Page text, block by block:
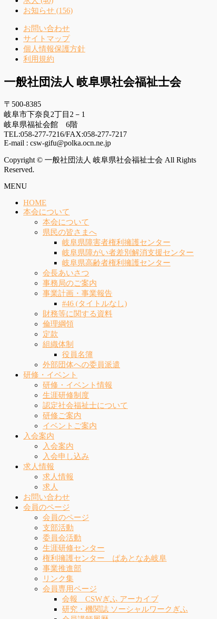
お知らせ (156)
お問い合わせ
サイトマップ
個人情報保護方針
利用規約
一般社団法人 岐阜県社会福祉士会
〒500-8385
岐阜市下奈良2丁目2－1
岐阜県福祉会館 6階
TEL:058-277-7216/FAX:058-277-7217
E-mail : csw-gifu@polka.ocn.ne.jp
Copyright © 一般社団法人 岐阜県社会福祉士会 All Rights
Reserved.
MENU
HOME
本会について
本会について
県民の皆さまへ
岐阜県障害者権利擁護センター
岐阜県障がい者差別解消支援センター
岐阜県高齢者権利擁護センター
会長あいさつ
事務局のご案内
事業計画・事業報告
#46 (タイトルなし)
財務等に関する資料
倫理綱領
定款
組織体制
役員名簿
外部団体への委員派遣
研修・イベント
研修・イベント情報
生涯研修制度
認定社会福祉士について
研修ご案内
イベントご案内
入会案内
入会案内
入会申し込み
求人情報
求人情報
求人
お問い合わせ
会員のページ
会員のページ
支部活動
委員会活動
生涯研修センター
権利擁護センター ぱあとなあ岐阜
事業推進部
リンク集
会員専用ページ
会報 CSWぎふ アーカイブ
研究・機関誌 ソーシャルワークぎふ